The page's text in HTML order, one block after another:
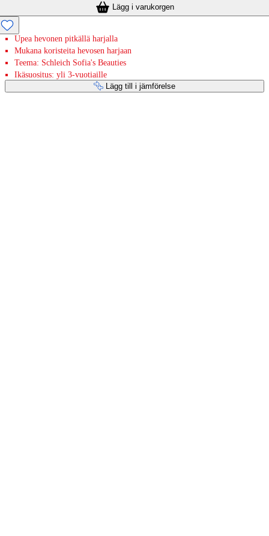
Lägg i varukorgen
Upea hevonen pitkällä harjalla
Mukana koristeita hevosen harjaan
Teema: Schleich Sofia's Beauties
Ikäsuositus: yli 3-vuotiaille
Lägg till i jämförelse